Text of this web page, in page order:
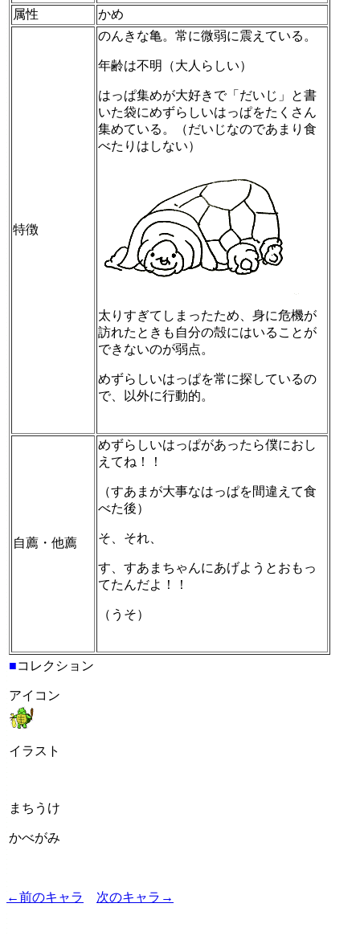
属性
かめ
特徴
のんきな亀。常に微弱に震えている。
年齢は不明（大人らしい）
はっぱ集めが大好きで「だいじ」と書
いた袋にめずらしいはっぱをたくさん
集めている。（だいじなのであまり食
べたりはしない）
太りすぎてしまったため、身に危機が
訪れたときも自分の殻にはいることが
できないのが弱点。
めずらしいはっぱを常に探しているの
で、以外に行動的。
自薦・他薦
めずらしいはっぱがあったら僕におし
えてね！！
（すあまが大事なはっぱを間違えて食
べた後）
そ、それ、
す、すあまちゃんにあげようとおもっ
てたんだよ！！
（うそ）
■コレクション
アイコン
イラスト
まちうけ
かべがみ
←前のキャラ 次のキャラ→